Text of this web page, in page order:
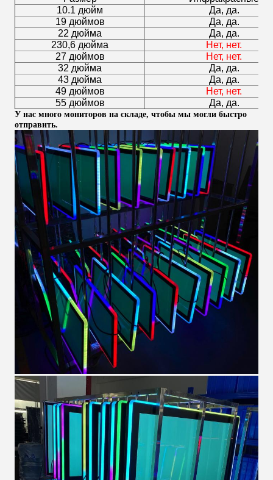
10.1 дюйм
Да, да.
19 дюймов
Да, да.
22 дюйма
Да, да.
230,6 дюйма
Нет, нет.
27 дюймов
Нет, нет.
32 дюйма
Да, да.
43 дюйма
Да, да.
49 дюймов
Нет, нет.
55 дюймов
Да, да.
У нас много мониторов на складе, чтобы мы могли быстро
отправить.